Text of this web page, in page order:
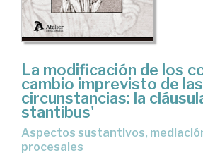
La modificación de los
cambio imprevisto de las
circunstancias: la
stantibus'
aspectos sustantivos, mediación y cuestiones
procesales